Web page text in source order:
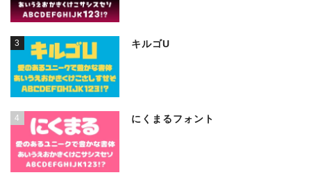
3 キルゴU
4 にくまるフォント